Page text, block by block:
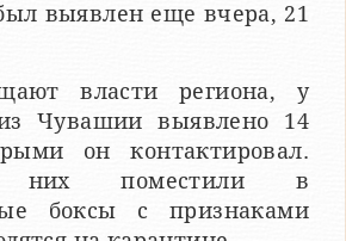
выявлен еще вчера, 21
власти региона, у
Чувашии выявлено 14
он контактировал.
поместили в
боксы с признаками